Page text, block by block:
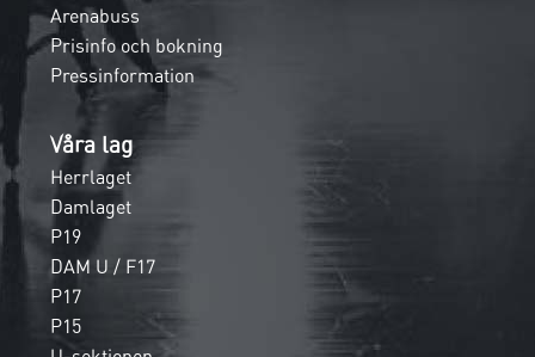
Arenabuss
Prisinfo och bokning
Pressinformation
Våra lag
Herrlaget
Damlaget
P19
DAM U / F17
P17
P15